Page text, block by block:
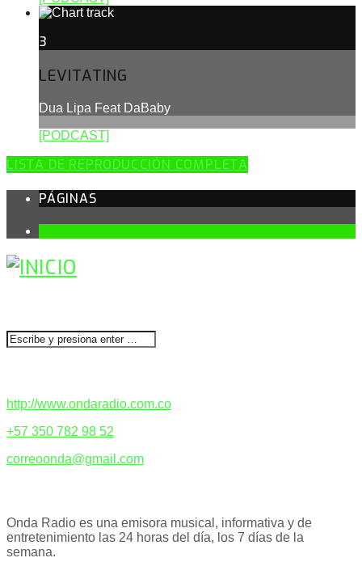
3
LEVITATING
Dua Lipa Feat DaBaby
[PODCAST]
LISTA DE REPRODUCCIÓN COMPLETA
PÁGINAS
http://www.ondaradio.com.co
+57 350 782 98 52
correoonda@gmail.com
Onda Radio es una emisora musical, informativa y de
entretenimiento las 24 horas del día, los 7 días de la
semana.